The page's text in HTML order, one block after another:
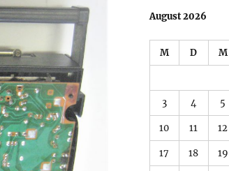
August 2026
M D M
3 4 5
10 11 12
17 18 19